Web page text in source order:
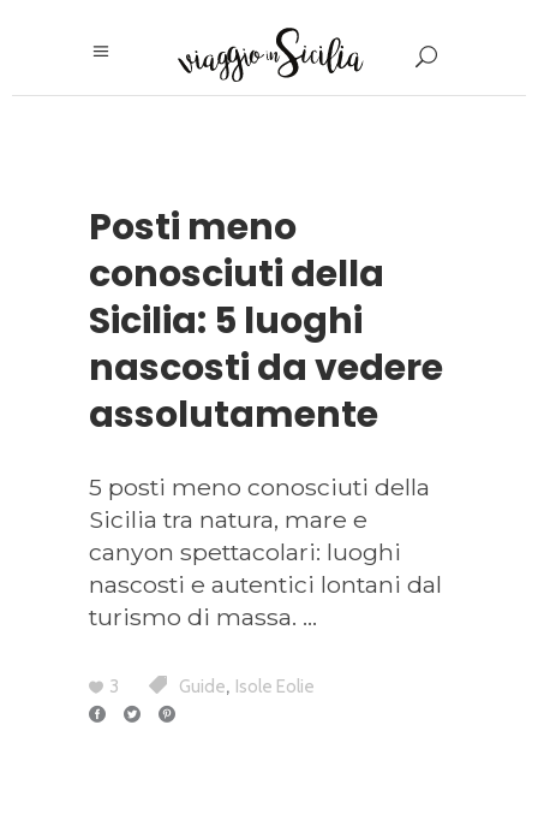
Posti meno
conosciuti della
Sicilia: 5 luoghi
nascosti da vedere
assolutamente
5 posti meno conosciuti della
Sicilia tra natura, mare e
canyon spettacolari: luoghi
nascosti e autentici lontani dal
turismo di massa.
3 Guide, Isole Eolie